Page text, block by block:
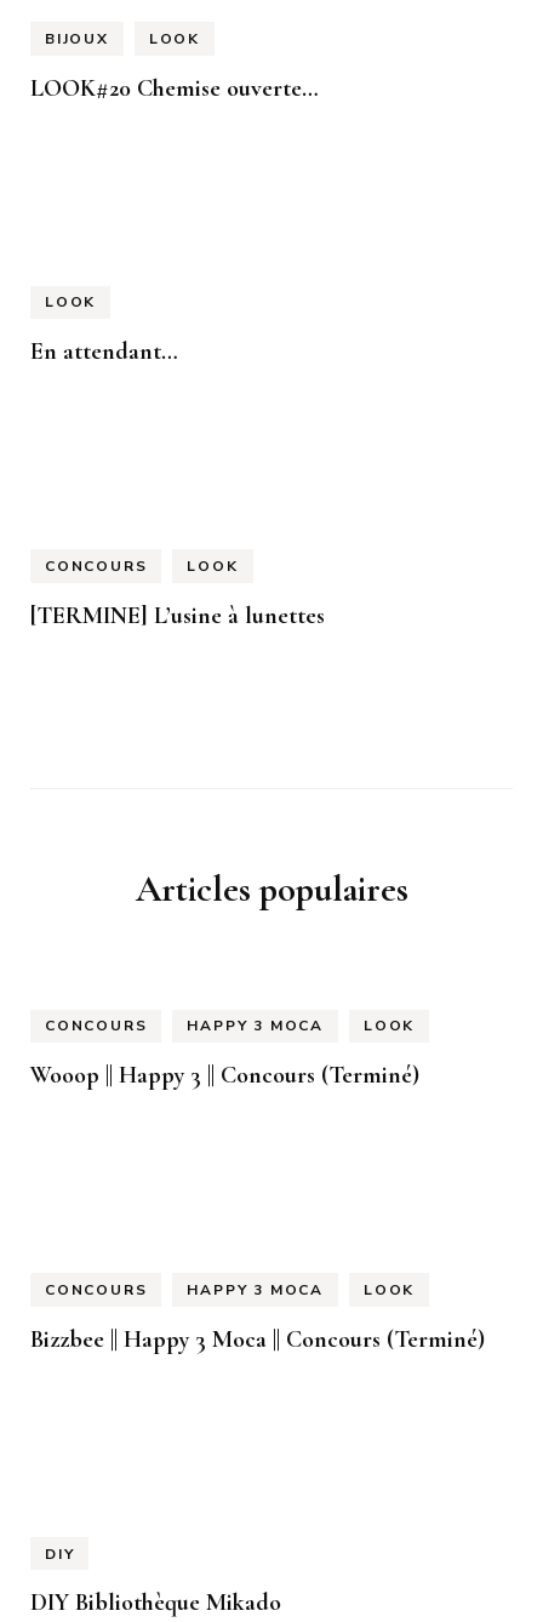
BIJOUX LOOK
LOOK#20 Chemise ouverte…
LOOK
En attendant…
CONCOURS LOOK
[TERMINE] L’usine à lunettes
Articles populaires
CONCOURS HAPPY 3 MOCA LOOK
Wooop || Happy 3 || Concours (Terminé)
CONCOURS HAPPY 3 MOCA LOOK
Bizzbee || Happy 3 Moca || Concours (Terminé)
DIY
DIY Bibliothèque Mikado